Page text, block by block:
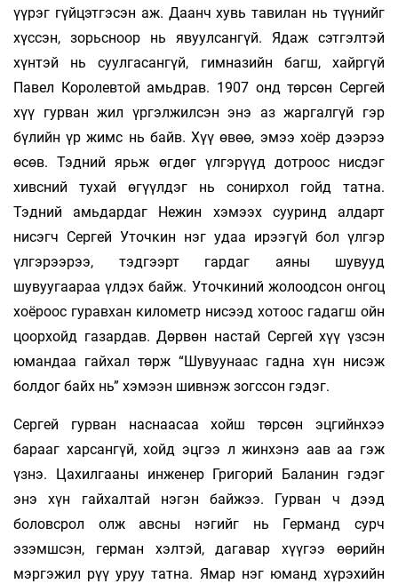
үүрэг гүйцэтгэсэн аж. Даанч хувь тавилан нь түүнийг
хүссэн, зорьсноор нь явуулсангүй. Ядаж сэтгэлтэй
хүнтэй нь суулгасангүй, гимназийн багш, хайргүй
Павел Королевтой амьдрав. 1907 онд төрсөн Сергей
хүү гурван жил үргэлжилсэн энэ аз жаргалгүй гэр
бүлийн үр жимс нь байв. Хүү өвөө, эмээ хоёр дээрээ
өсөв. Тэдний ярьж өгдөг үлгэрүүд дотроос нисдэг
хивсний тухай өгүүлдэг нь сонирхол гойд татна.
Тэдний амьдардаг Нежин хэмээх сууринд алдарт
нисэгч Сергей Уточкин нэг удаа ирээгүй бол үлгэр
үлгэрээрээ, тэдгээрт гардаг аяны шувууд
шувуугаараа үлдэх байж. Уточкиний жолоодсон онгоц
хоёроос гуравхан километр нисээд хотоос гадагш ойн
цоорхойд газардав. Дөрвөн настай Сергей хүү үзсэн
юмандаа гайхал төрж “Шувуунаас гадна хүн нисэж
болдог байх нь” хэмээн шивнэж зогссон гэдэг.
Сергей гурван наснаасаа хойш төрсөн эцгийнхээ
барааг харсангүй, хойд эцгээ л жинхэнэ аав аа гэж
үзнэ. Цахилгааны инженер Григорий Баланин гэдэг
энэ хүн гайхалтай нэгэн байжээ. Гурван ч дээд
боловсрол олж авсны нэгийг нь Германд сурч
эзэмшсэн, герман хэлтэй, дагавар хүүгээ өөрийн
мэргэжил рүү уруу татна. Ямар нэг юманд хүрэхийн